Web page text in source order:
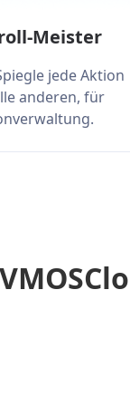
Meister
jede Aktion
anderen, für